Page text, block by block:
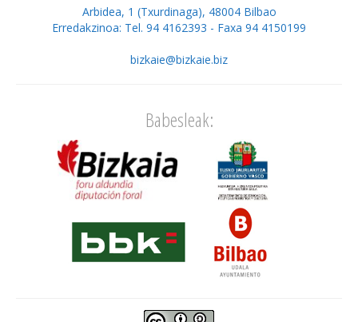
Arbidea, 1 (Txurdinaga), 48004 Bilbao
Erredakzinoa: Tel. 94 4162393 - Faxa 94 4150199
bizkaie@bizkaie.biz
Babesleak: